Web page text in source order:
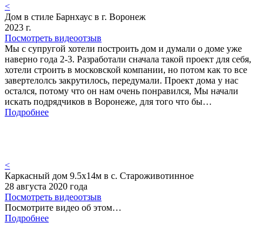
<
Дом в стиле Барнхаус в г. Воронеж
2023 г.
Посмотреть видеоотзыв
Мы с супругой хотели построить дом и думали о доме уже
наверно года 2-3. Разработали сначала такой проект для себя,
хотели строить в московской компании, но потом как то все
завертелолсь закрутилось, передумали. Проект дома у нас
остался, потому что он нам очень понравился, Мы начали
искать подрядчиков в Воронеже, для того что бы…
Подробнее
<
Каркасный дом 9.5х14м в с. Староживотинное
28 августа 2020 года
Посмотреть видеоотзыв
Посмотрите видео об этом…
Подробнее